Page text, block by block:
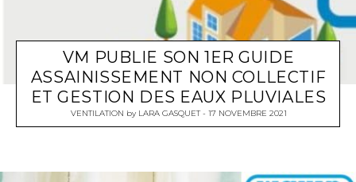
VM PUBLIE SON 1ER GUIDE
ASSAINISSEMENT NON COLLECTIF
ET GESTION DES EAUX PLUVIALES
VENTILATION by LARA GASQUET 17 NOVEMBRE 2021